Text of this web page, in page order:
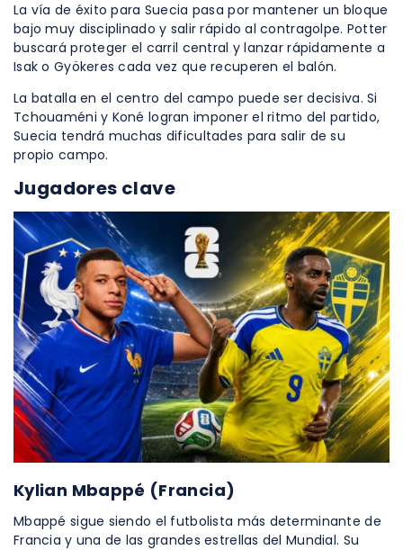
La vía de éxito para Suecia pasa por mantener un bloque
bajo muy disciplinado y salir rápido al contragolpe. Potter
buscará proteger el carril central y lanzar rápidamente a
Isak o Gyökeres cada vez que recuperen el balón.
La batalla en el centro del campo puede ser decisiva. Si
Tchouaméni y Koné logran imponer el ritmo del partido,
Suecia tendrá muchas dificultades para salir de su
propio campo.
Jugadores clave
Kylian Mbappé (Francia)
Mbappé sigue siendo el futbolista más determinante de
Francia y una de las grandes estrellas del Mundial. Su